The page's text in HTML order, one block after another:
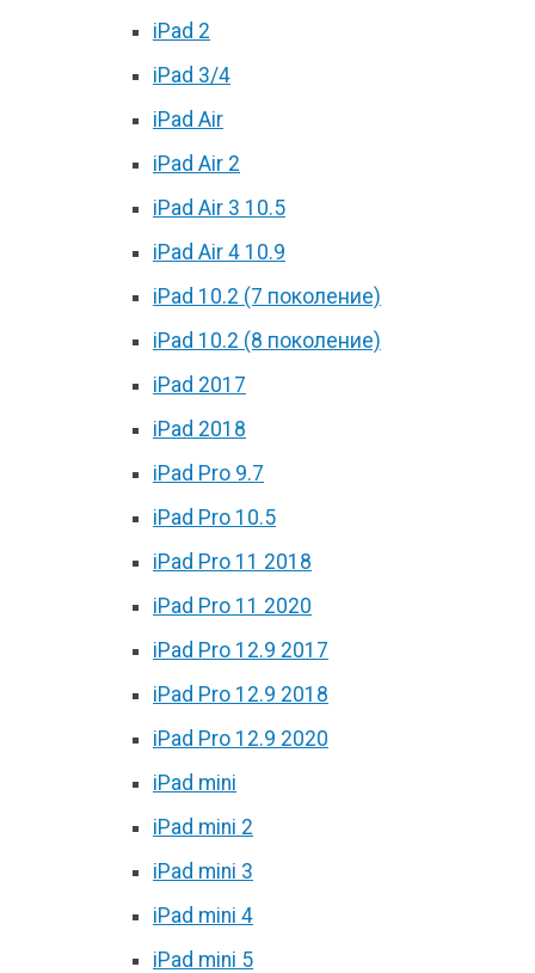
iPad 2
iPad 3/4
iPad Air
iPad Air 2
iPad Air 3 10.5
iPad Air 4 10.9
iPad 10.2 (7 поколение)
iPad 10.2 (8 поколение)
iPad 2017
iPad 2018
iPad Pro 9.7
iPad Pro 10.5
iPad Pro 11 2018
iPad Pro 11 2020
iPad Pro 12.9 2017
iPad Pro 12.9 2018
iPad Pro 12.9 2020
iPad mini
iPad mini 2
iPad mini 3
iPad mini 4
iPad mini 5